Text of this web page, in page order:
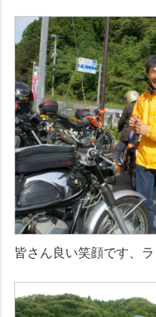
皆さん良い笑顔です、